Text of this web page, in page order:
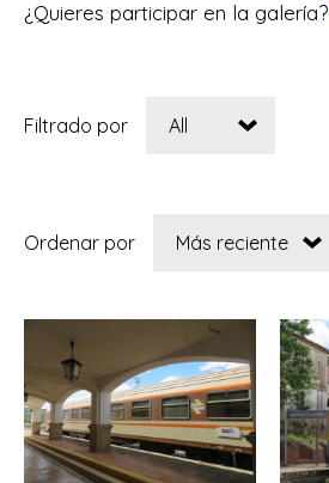
¿Quieres participar en la galería?
Filtrado por
Ordenar por